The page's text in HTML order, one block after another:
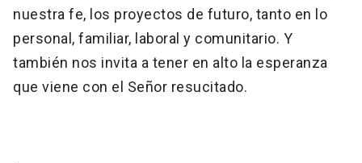
nuestra fe, los proyectos de futuro, tanto en lo
personal, familiar, laboral y comunitario. Y
también nos invita a tener en alto la esperanza
que viene con el Señor resucitado.